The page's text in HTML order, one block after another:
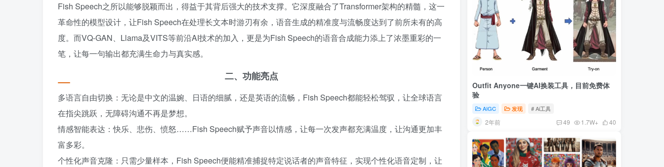
Fish Speech之所以能够脱颖而出，得益于其背后强大的技术支撑。它深度融合了Transformer架构的精髓，这一
革命性的模型设计，让Fish Speech在处理长文本时游刃有余，语音生成的精准度与流畅度达到了前所未有的高
度。而VQ-GAN、Llama及VITS等前沿AI技术的加入，更是为Fish Speech的语音合成能力添上了浓墨重彩的一
笔，让每一句输出都充满生命力与真实感。
二、功能亮点
多语言自由切换：无论是中文的温婉、日语的细腻，还是英语的流畅，Fish Speech都能轻松驾驭，让全球语言
在指尖跳跃，无障碍沟通不再是梦想。
情感智能表达：快乐、悲伤、愤怒……Fish Speech赋予声音以情感，让每一次发声都充满温度，让沟通更加丰
富多彩。
个性化声音克隆：只需少量样本，Fish Speech便能精准捕捉特定说话者的声音特征，实现个性化语音定制，让
Outfit Anyone一键AI换装工具，目前免费体
验
AIGC 发现 # Ai工具
2年前 49 1.7W+ 40